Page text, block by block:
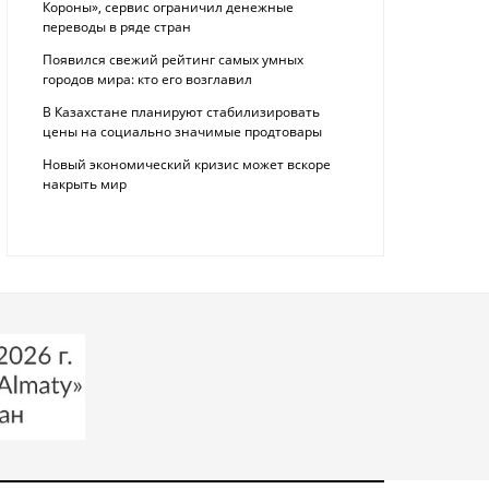
Короны», сервис ограничил денежные
переводы в ряде стран
Появился свежий рейтинг самых умных
городов мира: кто его возглавил
В Казахстане планируют стабилизировать
цены на социально значимые продтовары
Новый экономический кризис может вскоре
накрыть мир